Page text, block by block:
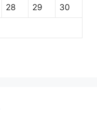
28 29 30